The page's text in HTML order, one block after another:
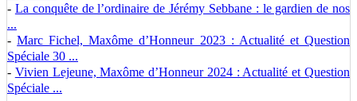
- La conquête de l’ordinaire de Jérémy Sebbane : le gardien de nos
...
-Marc Fichel, Maxôme d’Honneur 2023 : Actualité et Question
Spéciale 30 ...
- Vivien Lejeune, Maxôme d’Honneur 2024 : Actualité et Question
Spéciale ...